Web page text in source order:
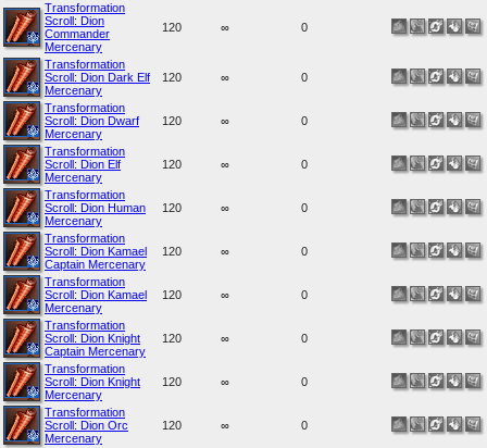
Transformation
Scroll: Dion
Commander
Mercenary
120 ∞ 0
Transformation
Scroll: Dion Dark Elf
Mercenary
120 ∞ 0
Transformation
Scroll: Dion Dwarf
Mercenary
120 ∞ 0
Transformation
Scroll: Dion Elf
Mercenary
120 ∞ 0
Transformation
Scroll: Dion Human
Mercenary
120 ∞ 0
Transformation
Scroll: Dion Kamael
Captain Mercenary
120 ∞ 0
Transformation
Scroll: Dion Kamael
Mercenary
120 ∞ 0
Transformation
Scroll: Dion Knight
Captain Mercenary
120 ∞ 0
Transformation
Scroll: Dion Knight
Mercenary
120 ∞ 0
Transformation
Scroll: Dion Orc
Mercenary
120 ∞ 0